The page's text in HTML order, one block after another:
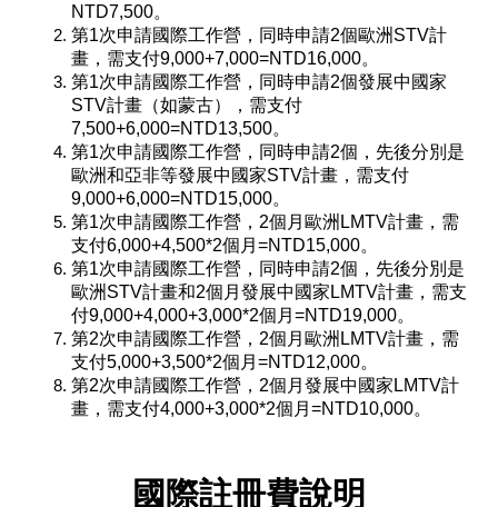
NTD7,500。
第1次申請國際工作營，同時申請2個歐洲STV計
畫，需支付9,000+7,000=NTD16,000。
第1次申請國際工作營，同時申請2個發展中國家
STV計畫（如蒙古），需支付
7,500+6,000=NTD13,500。
第1次申請國際工作營，同時申請2個，先後分別是
歐洲和亞非等發展中國家STV計畫，需支付
9,000+6,000=NTD15,000。
第1次申請國際工作營，2個月歐洲LMTV計畫，需
支付6,000+4,500*2個月=NTD15,000。
第1次申請國際工作營，同時申請2個，先後分別是
歐洲STV計畫和2個月發展中國家LMTV計畫，需支
付9,000+4,000+3,000*2個月=NTD19,000。
第2次申請國際工作營，2個月歐洲LMTV計畫，需
支付5,000+3,500*2個月=NTD12,000。
第2次申請國際工作營，2個月發展中國家LMTV計
畫，需支付4,000+3,000*2個月=NTD10,000。
國際註冊費說明